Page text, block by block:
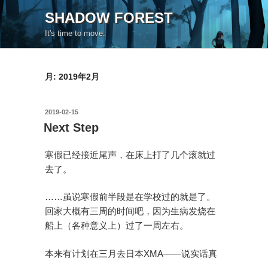
コ
ン
テ
ン
SHADOW FOREST
It's time to move.
月: 2019年2月
投
稿
日:
2019-02-15
Next Step
寒假已经接近尾声，在床上打了几个滚就过
去了。
……虽说寒假前半段是在学校过的就是了。
回家大概有三周的时间吧，因为生病发烧在
船上（各种意义上）过了一周左右。
本来有计划在三月去日本XMA——说实话真